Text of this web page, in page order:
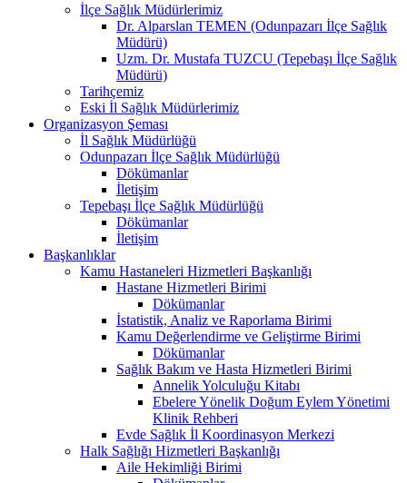
İlçe Sağlık Müdürlerimiz
Dr. Alparslan TEMEN (Odunpazarı İlçe Sağlık
Müdürü)
Uzm. Dr. Mustafa TUZCU (Tepebaşı İlçe Sağlık
Müdürü)
Tarihçemiz
Eski İl Sağlık Müdürlerimiz
Organizasyon Şeması
İl Sağlık Müdürlüğü
Odunpazarı İlçe Sağlık Müdürlüğü
Dökümanlar
İletişim
Tepebaşı İlçe Sağlık Müdürlüğü
Dökümanlar
İletişim
Başkanlıklar
Kamu Hastaneleri Hizmetleri Başkanlığı
Hastane Hizmetleri Birimi
Dökümanlar
İstatistik, Analiz ve Raporlama Birimi
Kamu Değerlendirme ve Geliştirme Birimi
Dökümanlar
Sağlık Bakım ve Hasta Hizmetleri Birimi
Annelik Yolculuğu Kitabı
Ebelere Yönelik Doğum Eylem Yönetimi
Klinik Rehberi
Evde Sağlık İl Koordinasyon Merkezi
Halk Sağlığı Hizmetleri Başkanlığı
Aile Hekimliği Birimi